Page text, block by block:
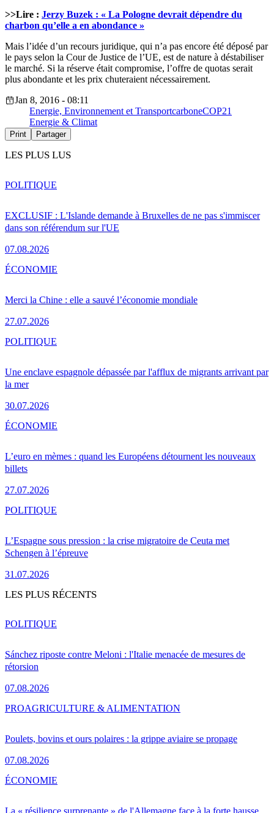
>>Lire : Jerzy Buzek : « La Pologne devrait dépendre du
charbon qu’elle a en abondance »
Mais l’idée d’un recours juridique, qui n’a pas encore été déposé par
le pays selon la Cour de Justice de l’UE, est de nature à déstabiliser
le marché. Si la réserve était compromise, l’offre de quotas serait
plus abondante et les prix chuteraient nécessairement.
Jan 8, 2016 - 08:11
Energie, Environnement et TransportcarboneCOP21
Energie & Climat
Print Partager
LES PLUS LUS
EXCLUSIF : L'Islande demande à Bruxelles de ne pas s'immiscer
dans son référendum sur l'UE
07.08.2026
POLITIQUE
Merci la Chine : elle a sauvé l’économie mondiale
27.07.2026
ÉCONOMIE
Une enclave espagnole dépassée par l'afflux de migrants arrivant par
la mer
30.07.2026
POLITIQUE
L’euro en mèmes : quand les Européens détournent les nouveaux
billets
27.07.2026
ÉCONOMIE
L’Espagne sous pression : la crise migratoire de Ceuta met
Schengen à l’épreuve
31.07.2026
POLITIQUE
LES PLUS RÉCENTS
Sánchez riposte contre Meloni : l'Italie menacée de mesures de
rétorsion
07.08.2026
POLITIQUE
Poulets, bovins et ours polaires : la grippe aviaire se propage
07.08.2026
PROAGRICULTURE & ALIMENTATION
La « résilience surprenante » de l'Allemagne face à la forte hausse
ÉCONOMIE